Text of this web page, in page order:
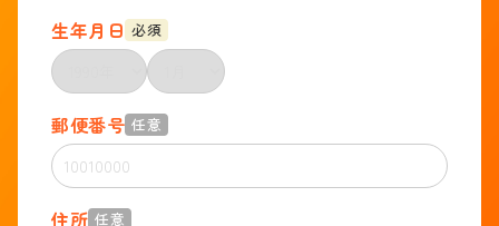
生年月日 必須
郵便番号 任意
住所 任意